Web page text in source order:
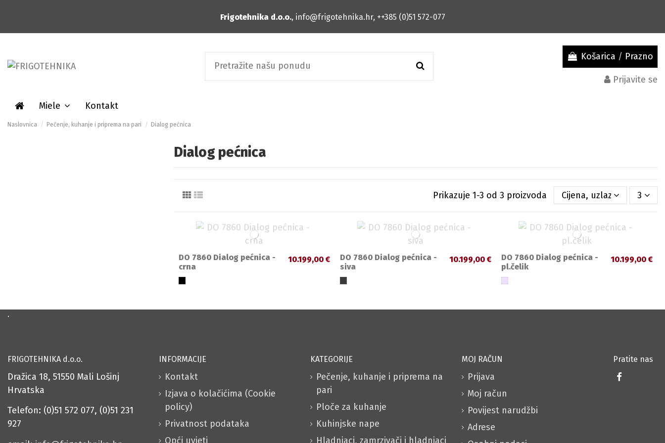
Frigotehnika d.o.o., info@frigotehnika.hr, ++385 (0)51 572-077
Košarica / Prazno
Prijavite se
Miele Kontakt
Naslovnica Pečenje, kuhanje i priprema na pari Dialog pećnica
Dialog pećnica
Prikazuje 1-3 od 3 proizvoda Cijena, uzlazno 3
DO 7860 Dialog pećnica -
crna
10.199,00 €
DO 7860 Dialog pećnica -
siva
10.199,00 €
DO 7860 Dialog pećnica -
pl.čelik
10.199,00 €
.
FRIGOTEHNIKA d.o.o.
Dražica 18, 51550 Mali Lošinj
Hrvatska
Telefon: (0)51 572 077, (0)51 231
927
INFORMACIJE
Kontakt
Izjava o kolačićima (Cookie
policy)
Privatnost podataka
Opći uvjeti
KATEGORIJE
Pečenje, kuhanje i priprema na
pari
Ploče za kuhanje
Kuhinjske nape
Hladnjaci, zamrzivači i hladnjaci
MOJ RAČUN
Prijava
Moj račun
Povijest narudžbi
Adrese
Pratite nas